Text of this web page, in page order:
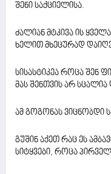
შენი საქციელისა.
ძალიან მტკივა ის
ხელით მხეცურად
სისასტიკეა როცა შენ
მას შენთვის არ სცალია
ამ გოგონას ვიცნობდი
გუშინ აქეთ რაც ეს
სიტყვები, როცა